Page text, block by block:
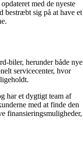
med de nyeste
bestræbt sig på at have et
biler, herunder både nye
servicecenter, hvor
har et dygtigt team af
med at finde den
finansieringsmuligheder,